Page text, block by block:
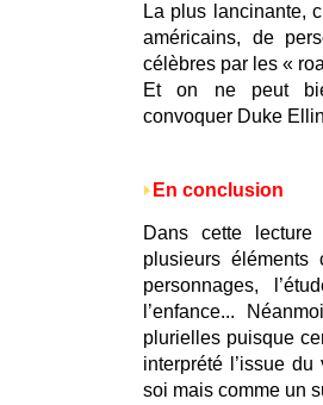
La plus lancinante,
américains, de
célèbres par les «
Et on ne peut
convoquer Duke
En conclusion
Dans cette
plusieurs éléments
personnages,
l’enfance...
plurielles puisque
interprété l’issue
soi mais comme un